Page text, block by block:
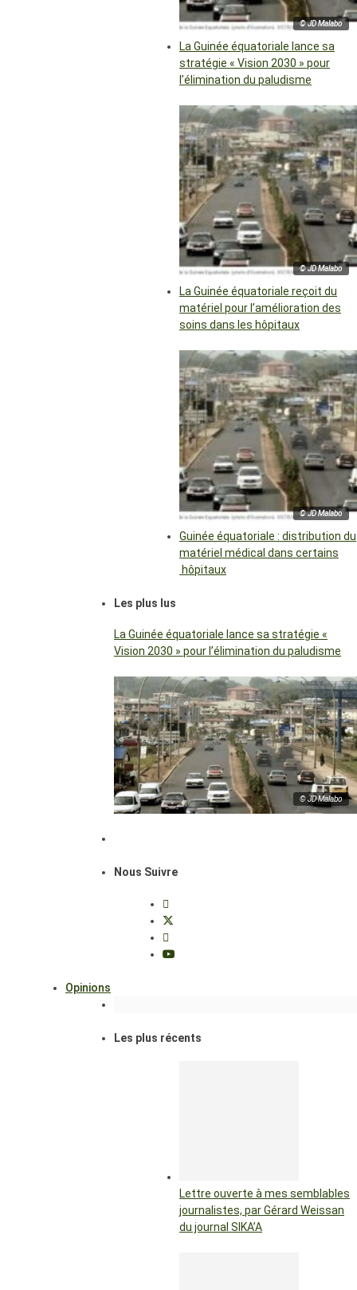
© JD Malabo
La Guinée équatoriale lance sa
stratégie « Vision 2030 » pour
l’élimination du paludisme
© JD Malabo
La Guinée équatoriale reçoit du
matériel pour l’amélioration des
soins dans les hôpitaux
© JD Malabo
Guinée équatoriale : distribution du
matériel médical dans certains
hôpitaux
Les plus lus
La Guinée équatoriale lance sa stratégie «
Vision 2030 » pour l’élimination du paludisme
© JD Malabo
Nous Suivre
Opinions
Les plus récents
Lettre ouverte à mes semblables
journalistes, par Gérard Weissan
du journal SIKA’A